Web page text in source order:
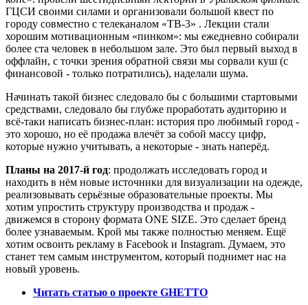
ГЦСИ своими силами и организовали большой квест по
городу совместно с телеканалом «ТВ-3» . Лекции стали
хорошим мотивационным «пинком»: мы ежедневно собирали
более ста человек в небольшом зале. Это был первый выход в
оффлайн, с точки зрения обратной связи мы сорвали куш (с
финансовой - только потратились), наделали шума.
Начинать такой бизнес следовало бы с большими стартовыми
средствами, следовало бы глубже проработать аудиторию и
всё-таки написать бизнес-план: история про любимый город -
это хорошо, но её продажа влечёт за собой массу цифр,
которые нужно учитывать, а некоторые - знать наперёд.
Планы на 2017-й год: продолжать исследовать город и
находить в нём новые источники для визуализации на одежде,
реализовывать серьёзные образовательные проекты. Мы
хотим упростить структуру производства и продаж -
движемся в сторону формата ONE SIZE. Это сделает бренд
более узнаваемым. Крой мы также полностью меняем. Ещё
хотим освоить рекламу в Facebook и Instagram. Думаем, это
станет тем самым инструментом, который поднимет нас на
новый уровень.
Читать статью о проекте GHETTO